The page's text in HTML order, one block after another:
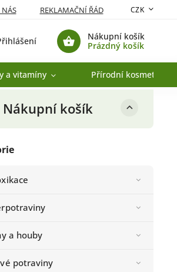
REKLAMAČNÍ ŘÁD CZK
Nákupní košík
Prázdný košík
a vitamíny Přírodní kosmetika
Nákupní košík
a houby
potraviny